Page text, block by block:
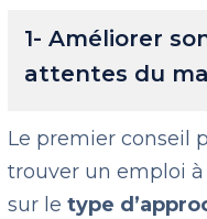
1- Améliorer
attentes du
Le premier conseil
trouver un emploi à
sur letype